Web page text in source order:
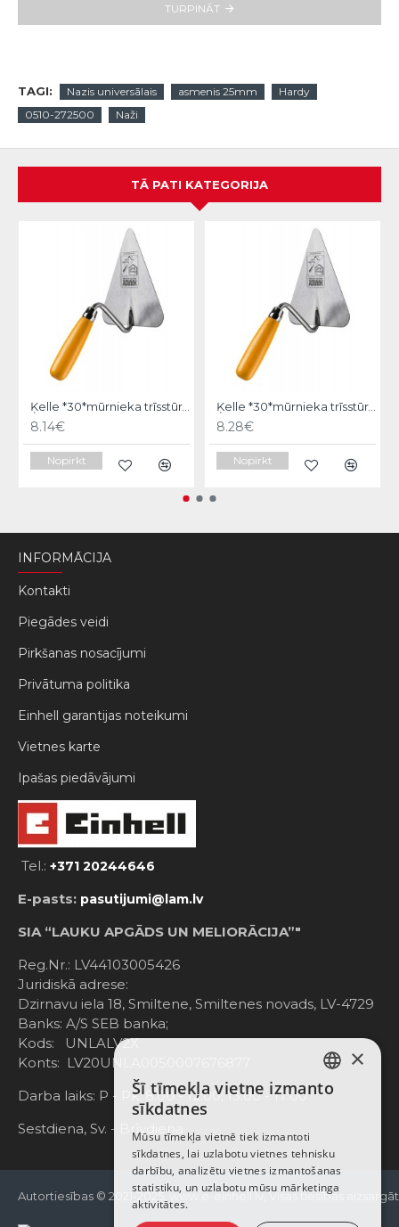
TURPINĀT
TAGI: Nazis universālais asmenis 25mm
Hardy
0510-272500
Naži
TĀ PATI KATEGORIJA
Ķelle *30*mūrnieka trīsstūra 18cm, Hardy
8.14€
Nopirkt
Ķelle *30*mūrnieka trīsstūra 20cm, Hardy
8.28€
Nopirkt
INFORMĀCIJA
Kontakti
Piegādes veidi
Pirkšanas nosacījumi
Privātuma politika
Einhell garantijas noteikumi
Vietnes karte
Ipašas piedāvājumi
Tel.: +371 20244646
E-pasts: pasutijumi@lam.lv
SIA “LAUKU APGĀDS UN MELIORĀCIJA”"
Reg.Nr.: LV44103005426
Juridiskā adrese:
Dzirnavu iela 18, Smiltene, Smiltenes novads, LV-4729
Banks: A/S SEB banka;
Kods: UNLALV2X
Konts: LV20UNLA0050007676877
Darba laiks: P - Pk. 8:00 - 12:00; 13:00 - 17:00
Sestdiena, Sv. - Brīvdiena
Autortiesības © 2021-2025, www.e-einhell.lv, Visas tiesības
LATVIAN
ENGLISH
×
Šī tīmekļa vietne izmanto
sīkdatnes
Mūsu tīmekļa vietnē tiek izmantoti
sīkdatnes, lai uzlabotu vietnes tehnisku
darbību, analizētu vietnes izmantošanas
statistiku, un uzlabotu mūsu mārketinga
aktivitātes.